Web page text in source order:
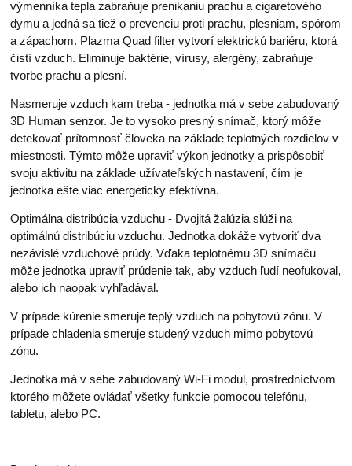
výmenníka tepla zabraňuje prenikaniu prachu a cigaretového
dymu a jedná sa tiež o prevenciu proti prachu, plesniam, spórom
a zápachom. Plazma Quad filter vytvorí elektrickú bariéru, ktorá
čistí vzduch. Eliminuje baktérie, vírusy, alergény, zabraňuje
tvorbe prachu a plesní.
Nasmeruje vzduch kam treba - jednotka má v sebe zabudovaný
3D Human senzor. Je to vysoko presný snímač, ktorý môže
detekovať prítomnosť človeka na základe teplotných rozdielov v
miestnosti. Týmto môže upraviť výkon jednotky a prispôsobiť
svoju aktivitu na základe užívateľských nastavení, čím je
jednotka ešte viac energeticky efektívna.
Optimálna distribúcia vzduchu - Dvojitá žalúzia slúži na
optimálnú distribúciu vzduchu. Jednotka dokáže vytvoriť dva
nezávislé vzduchové prúdy. Vďaka teplotnému 3D snímaču
môže jednotka upraviť prúdenie tak, aby vzduch ľudí neofukoval,
alebo ich naopak vyhľadával.
V prípade kúrenie smeruje teplý vzduch na pobytovú zónu. V
prípade chladenia smeruje studený vzduch mimo pobytovú
zónu.
Jednotka má v sebe zabudovaný Wi-Fi modul, prostredníctvom
ktorého môžete ovládať všetky funkcie pomocou telefónu,
tabletu, alebo PC.